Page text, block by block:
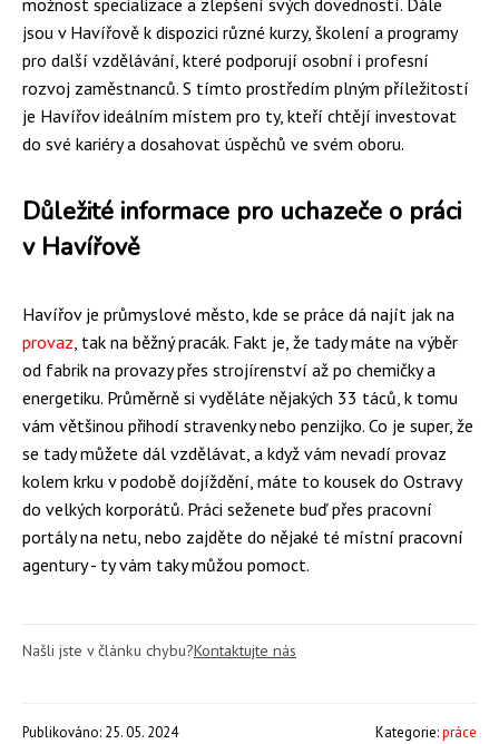
možnost specializace a zlepšení svých dovedností. Dále
jsou v Havířově k dispozici různé kurzy, školení a programy
pro další vzdělávání, které podporují osobní i profesní
rozvoj zaměstnanců. S tímto prostředím plným příležitostí
je Havířov ideálním místem pro ty, kteří chtějí investovat
do své kariéry a dosahovat úspěchů ve svém oboru.
Důležité informace pro uchazeče o práci
v Havířově
Havířov je průmyslové město, kde se práce dá najít jak na
provaz, tak na běžný pracák. Fakt je, že tady máte na výběr
od fabrik na provazy přes strojírenství až po chemičky a
energetiku. Průměrně si vyděláte nějakých 33 táců, k tomu
vám většinou přihodí stravenky nebo penzijko. Co je super, že
se tady můžete dál vzdělávat, a když vám nevadí provaz
kolem krku v podobě dojíždění, máte to kousek do Ostravy
do velkých korporátů. Práci seženete buď přes pracovní
portály na netu, nebo zajděte do nějaké té místní pracovní
agentury - ty vám taky můžou pomoct.
Našli jste v článku chybu?Kontaktujte nás
Publikováno: 25. 05. 2024 Kategorie:práce